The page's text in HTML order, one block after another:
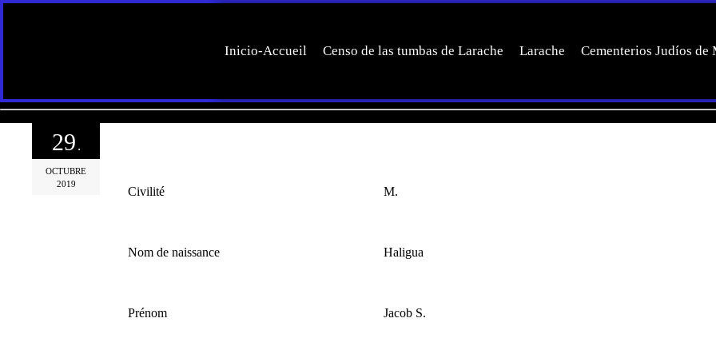
Inicio-Accueil Censo de las tumbas de Larache Larache Cementerios Judíos de
29 .
OCTUBRE
2019
Civilité M.
Nom de naissance Haligua
Prénom Jacob S.